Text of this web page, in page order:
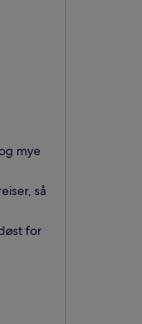
mye
så
for